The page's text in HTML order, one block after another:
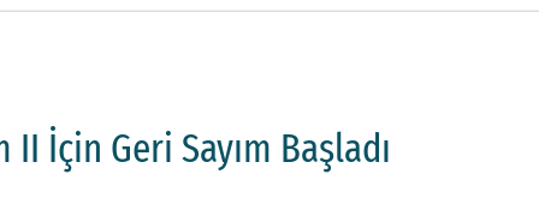
İçin Geri Sayım Başladı